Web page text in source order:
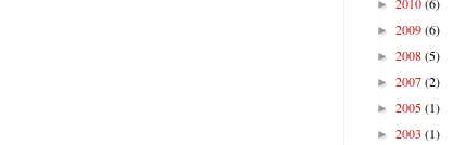
►
► 2009(6)
► 2008(5)
► 2007(2)
► 2005(1)
► 2003 (1)